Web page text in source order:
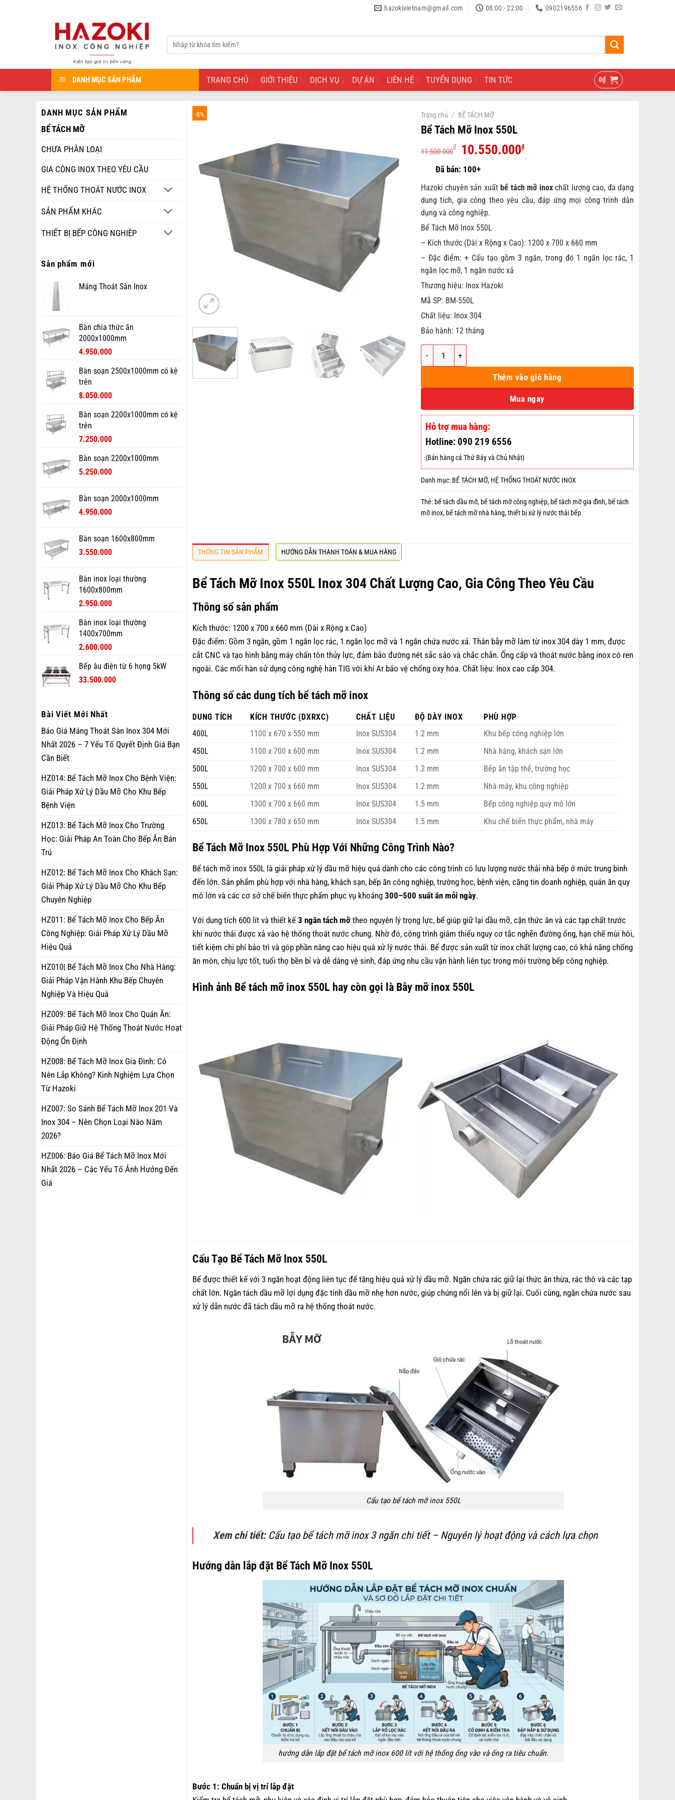
hazokivietnam@gmail.com 08:00 - 22:00 0902196556
Tìm
DANH MỤC SẢN PHẨM TRANG CHỦ GIỚI THIỆU DỊCH VỤ DỰ ÁN LIÊN HỆ TUYỂN DỤNG TIN TỨC 0₫
DANH MỤC SẢN PHẨM
BỂ TÁCH MỠ
CHƯA PHÂN LOẠI
GIA CÔNG INOX THEO YÊU CẦU
HỆ THỐNG THOÁT NƯỚC INOX
SẢN PHẨM KHÁC
THIẾT BỊ BẾP CÔNG NGHIỆP
Sản phẩm mới
Máng Thoát Sàn Inox
Bàn chia thức ăn
2000x1000mm
4.950.000
Bàn soạn 2500x1000mm có kệ
trên
8.050.000
Bàn soạn 2200x1000mm có kệ
trên
7.250.000
Bàn soạn 2200x1000mm
5.250.000
Bàn soạn 2000x1000mm
4.950.000
Bàn soạn 1600x800mm
3.550.000
Bàn inox loại thường
1600x800mm
2.950.000
Bàn inox loại thường
1400x700mm
2.600.000
Bếp âu điện từ 6 họng 5kW
33.500.000
Bài Viết Mới Nhất
Báo Giá Máng Thoát Sàn Inox 304 Mới
Nhất 2026 – 7 Yếu Tố Quyết Định Giá Bạn
Cần Biết
HZ014: Bể Tách Mỡ Inox Cho Bệnh Viện:
Giải Pháp Xử Lý Dầu Mỡ Cho Khu Bếp
Bệnh Viện
HZ013: Bể Tách Mỡ Inox Cho Trường
Học: Giải Pháp An Toàn Cho Bếp Ăn Bán
Trú
HZ012: Bể Tách Mỡ Inox Cho Khách Sạn:
Giải Pháp Xử Lý Dầu Mỡ Cho Khu Bếp
Chuyên Nghiệp
HZ011: Bể Tách Mỡ Inox Cho Bếp Ăn
Công Nghiệp: Giải Pháp Xử Lý Dầu Mỡ
Hiệu Quả
HZ010| Bể Tách Mỡ Inox Cho Nhà Hàng:
Giải Pháp Vận Hành Khu Bếp Chuyên
Nghiệp Và Hiệu Quả
HZ009: Bể Tách Mỡ Inox Cho Quán Ăn:
Giải Pháp Giữ Hệ Thống Thoát Nước Hoạt
Động Ổn Định
HZ008: Bể Tách Mỡ Inox Gia Đình: Có
Nên Lắp Không? Kinh Nghiệm Lựa Chọn
Từ Hazoki
HZ007: So Sánh Bể Tách Mỡ Inox 201 Và
Inox 304 – Nên Chọn Loại Nào Năm
2026?
HZ006: Báo Giá Bể Tách Mỡ Inox Mới
Nhất 2026 – Các Yếu Tố Ảnh Hưởng Đến
Giá
-8% Trang chủ / BỂ TÁCH MỠ
Bể Tách Mỡ Inox 550L
11.500.000
₫
Giá
là:
11.500.000₫.
10.550.000₫Giá
là:
10.550.000₫.
Hazoki chuyên sản xuất bể tách mỡ inoxchất lượng cao, đa dạng
dung tích, gia công theo yêu cầu, đáp ứng mọi công trình dân
dụng và công nghiệp.
Bể Tách Mỡ Inox 550L
– Kích thước (Dài x Rộng x Cao): 1200 x 700 x 660 mm
– Đặc điểm: + Cấu tạo gồm 3 ngăn, trong đó 1 ngăn lọc rác, 1
ngăn lọc mỡ, 1 ngăn nước xả
Thương hiệu: Inox Hazoki
Mã SP: BM-550L
Chất liệu: Inox 304
Bảo hành: 12 tháng
Thêm vào giỏ hàng
Mua ngay
Hỗ trợ mua hàng:
Hotline: 090 219 6556
(Bán hàng cả Thứ Bảy và Chủ Nhật)
Danh mục: BỂ TÁCH MỠ, HỆ THỐNG THOÁT NƯỚC INOX
Thẻ:bể tách dầu mỡ,bể tách mỡ công nghiệp,bể tách mỡ gia đình,bể tách
mỡ inox,bể tách mỡ nhà hàng,thiết bị xử lý nước thải bếp
THÔNG TIN SẢN PHẨM HƯỚNG DẪN THANH TOÁN & MUA HÀNG
Bể Tách Mỡ Inox 550L Inox 304 Chất Lượng Cao, Gia Công Theo Yêu Cầu
Thông số sản phẩm
Kích thước: 1200 x 700 x 660 mm (Dài x Rộng x Cao)
Đặc điểm: Gồm 3 ngăn, gồm 1 ngăn lọc rác, 1 ngăn lọc mỡ và 1 ngăn chứa nước xả. Thân bẫy mỡ làm từ inox 304 dày 1 mm, được
cắt CNC và tạo hình bằng máy chấn tôn thủy lực, đảm bảo đường nét sắc sảo và chắc chắn. Ống cấp và thoát nước bằng inox có ren
ngoài. Các mối hàn sử dụng công nghệ hàn TIG với khí Ar bảo vệ chống oxy hóa. Chất liệu: Inox cao cấp 304.
Thông số các dung tích bể tách mỡ inox
DUNG TÍCH KÍCH THƯỚC (DXRXC) CHẤT LIỆU ĐỘ DÀY INOX
PHÙ HỢP
400L
1100 x 670 x 550 mm Inox SUS304 1.2 mm
Khu bếp công nghiệp lớn
450L
1100 x 700 x 600 mm Inox SUS304 1.2 mm
Nhà hàng, khách sạn lớn
500L
1200 x 700 x 600 mm Inox SUS304 1.2 mm
Bếp ăn tập thể, trường học
550L
1200 x 700 x 660 mm Inox SUS304 1.2 mm
Nhà máy, khu công nghiệp
600L
1300 x 700 x 660 mm Inox SUS304 1.5 mm
Bếp công nghiệp quy mô lớn
650L
1300 x 780 x 650 mm Inox SUS304 1.5 mm Khu chế biến thực phẩm, nhà máy
Bể Tách Mỡ Inox 550L Phù Hợp Với Những Công Trình Nào?
Bể tách mỡ inox 550L là giải pháp xử lý dầu mỡ hiệu quả dành cho các công trình có lưu lượng nước thải nhà bếp ở mức trung bình
đến lớn. Sản phẩm phù hợp với nhà hàng, khách sạn, bếp ăn công nghiệp, trường học, bệnh viện, căng tin doanh nghiệp, quán ăn quy
mô lớn và các cơ sở chế biến thực phẩm phục vụ khoảng 300–500 suất ăn mỗi ngày.
Với dung tích 600 lít và thiết kế3 ngăn tách mỡ theo nguyên lý trọng lực, bể giúp giữ lại dầu mỡ, cặn thức ăn và các tạp chất trước
khi nước thải được xả vào hệ thống thoát nước chung. Nhờ đó, công trình giảm thiểu nguy cơ tắc nghẽn đường ống, hạn chế mùi hôi,
tiết kiệm chi phí bảo trì và góp phần nâng cao hiệu quả xử lý nước thải. Bể được sản xuất từ inox chất lượng cao, có khả năng chống
ăn mòn, chịu lực tốt, tuổi thọ bền bỉ và dễ dàng vệ sinh, đáp ứng nhu cầu vận hành liên tục trong môi trường bếp công nghiệp.
Hình ảnh Bể tách mỡ inox 550L hay còn gọi là Bẫy mỡ inox 550L
Cấu Tạo Bể Tách Mỡ Inox 550L
Bể được thiết kế với 3 ngăn hoạt động liên tục để tăng hiệu quả xử lý dầu mỡ. Ngăn chứa rác giữ lại thức ăn thừa, rác thô và các tạp
chất lớn. Ngăn tách dầu mỡ lợi dụng đặc tính dầu mỡ nhẹ hơn nước, giúp chúng nổi lên và bị giữ lại. Cuối cùng, ngăn chứa nước sau
xử lý dẫn nước đã tách dầu mỡ ra hệ thống thoát nước.
Cấu tạo bể tách mỡ inox 550L
Xem chi tiết: Cấu tạo bể tách mỡ inox 3 ngăn chi tiết – Nguyên lý hoạt động và cách lựa chọn
Hướng dẫn lắp đặt Bể Tách Mỡ Inox 550L
hướng dẫn lắp đặt bể tách mỡ inox 600 lít với hệ thống ống vào và ống ra tiêu chuẩn.
Bước 1: Chuẩn bị vị trí lắp đặt